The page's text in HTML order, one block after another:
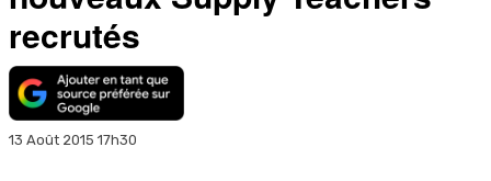
recrutés
13 Août 2015 17h30